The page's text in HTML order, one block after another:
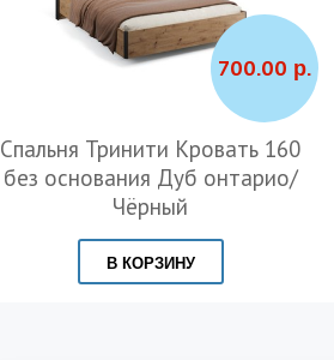
700.00 р.
Спальня Тринити Кровать 160
без основания Дуб онтарио/
Чёрный
В КОРЗИНУ